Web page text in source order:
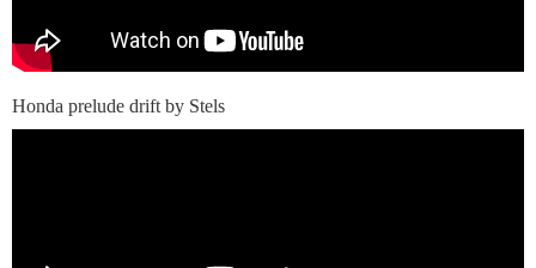
Honda prelude drift by Stels